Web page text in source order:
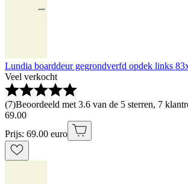
Lundia boarddeur gegrondverfd opdek links
Veel verkocht
(7)Beoordeeld met 3.6 van de 5 sterren, 7
69.00
Prijs: 69.00 euro